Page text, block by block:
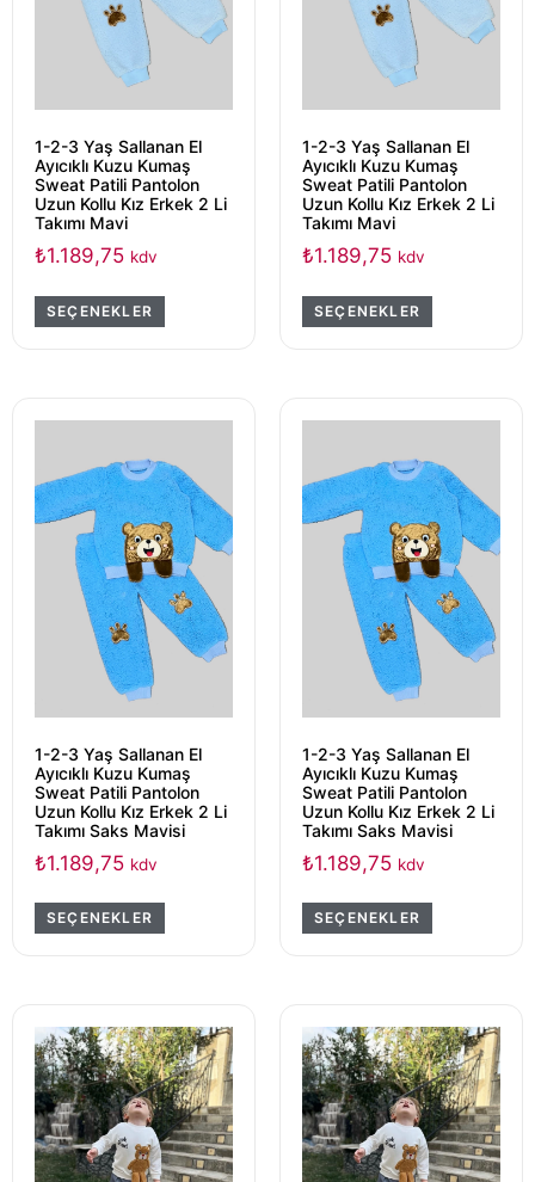
1-2-3 Yaş Sallanan El
Ayıcıklı Kuzu Kumaş
Sweat Patili Pantolon
Uzun Kollu Kız Erkek 2 Li
Takımı Mavi
₺1.189,75 kdv
SEÇENEKLER
1-2-3 Yaş Sallanan El
Ayıcıklı Kuzu Kumaş
Sweat Patili Pantolon
Uzun Kollu Kız Erkek 2 Li
Takımı Mavi
₺1.189,75 kdv
SEÇENEKLER
1-2-3 Yaş Sallanan El
Ayıcıklı Kuzu Kumaş
Sweat Patili Pantolon
Uzun Kollu Kız Erkek 2 Li
Takımı Saks Mavisi
₺1.189,75 kdv
SEÇENEKLER
1-2-3 Yaş Sallanan El
Ayıcıklı Kuzu Kumaş
Sweat Patili Pantolon
Uzun Kollu Kız Erkek 2 Li
Takımı Saks Mavisi
₺1.189,75 kdv
SEÇENEKLER